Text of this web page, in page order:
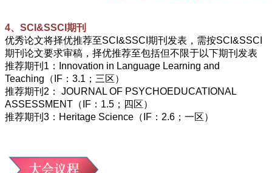
4、SCI&SSCI期刊
优秀论文将择优推荐至SCI&SSCI期刊发表，需按SCI&SSCI
期刊论文要求审稿，择优推荐至包括但不限于以下期刊发表
推荐期刊1：Innovation in Language Learning and
Teaching（IF：3.1；三区）
推荐期刊2： JOURNAL OF PSYCHOEDUCATIONAL
ASSESSMENT（IF：1.5；四区）
推荐期刊3：Heritage Science（IF：2.6；一区）